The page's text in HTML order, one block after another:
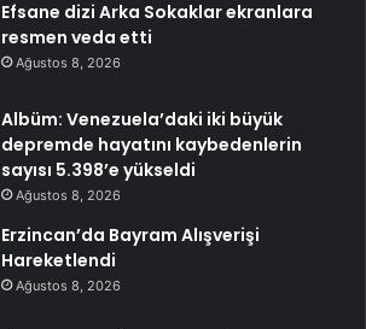
Efsane dizi Arka Sokaklar ekranlara
resmen veda etti
Ağustos 8, 2026
Albüm: Venezuela’daki iki büyük
depremde hayatını kaybedenlerin
sayısı 5.398’e yükseldi
Ağustos 8, 2026
Erzincan’da Bayram Alışverişi
Hareketlendi
Ağustos 8, 2026